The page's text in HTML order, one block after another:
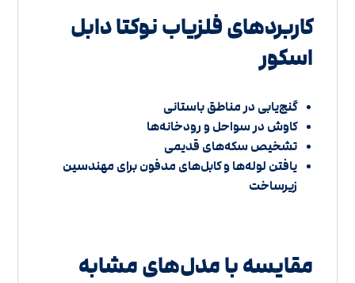
کاربردهای فلزیاب نوکتا دابل
اسکور
گنج‌یابی در مناطق باستانی
کاوش در سواحل و رودخانه‌ها
تشخیص سکه‌های قدیمی
یافتن لوله‌ها و کابل‌های مدفون برای مهندسین
زیرساخت
مقایسه با مدل‌های مشابه